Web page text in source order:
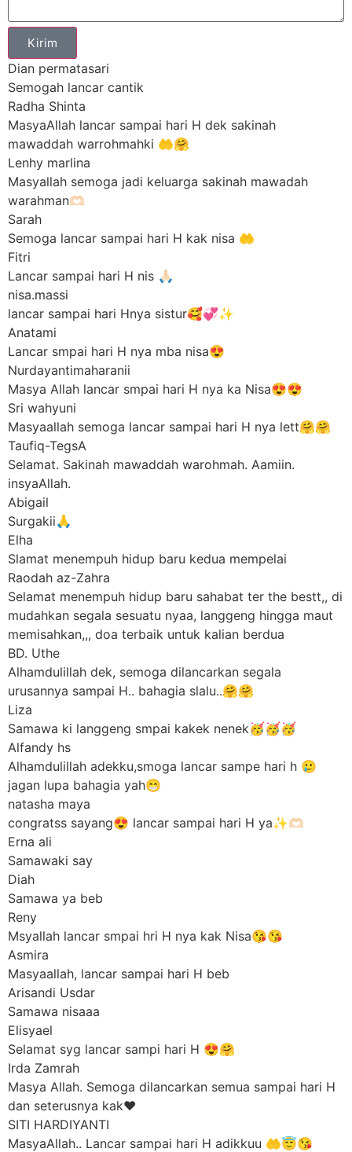
Kirim
Dian permatasari
Semogah lancar cantik
Radha Shinta
MasyaAllah lancar sampai hari H dek sakinah
mawaddah warrohmahki 🤲🤗
Lenhy marlina
Masyallah semoga jadi keluarga sakinah mawadah
warahman🫶🏻
Sarah
Semoga lancar sampai hari H kak nisa 🤲
Fitri
Lancar sampai hari H nis 🙏🏻
nisa.massi
lancar sampai hari Hnya sistur🥰💞✨
Anatami
Lancar smpai hari H nya mba nisa😍
Nurdayantimaharanii
Masya Allah lancar smpai hari H nya ka Nisa😍😍
Sri wahyuni
Masyaallah semoga lancar sampai hari H nya lett🤗🤗
Taufiq-TegsA
Selamat. Sakinah mawaddah warohmah. Aamiin.
insyaAllah.
Abigail
Surgakii🙏
Elha
Slamat menempuh hidup baru kedua mempelai
Raodah az-Zahra
Selamat menempuh hidup baru sahabat ter the bestt,, di
mudahkan segala sesuatu nyaa, langgeng hingga maut
memisahkan,,, doa terbaik untuk kalian berdua
BD. Uthe
Alhamdulillah dek, semoga dilancarkan segala
urusannya sampai H.. bahagia slalu..🤗🤗
Liza
Samawa ki langgeng smpai kakek nenek🥳🥳🥳
Alfandy hs
Alhamdulillah adekku,smoga lancar sampe hari h 🥲
jagan lupa bahagia yah😁
natasha maya
congratss sayang😍 lancar sampai hari H ya✨️🫶🏻
Erna ali
Samawaki say
Diah
Samawa ya beb
Reny
Msyallah lancar smpai hri H nya kak Nisa😘😘
Asmira
Masyaallah, lancar sampai hari H beb
Arisandi Usdar
Samawa nisaaa
Elisyael
Selamat syg lancar sampi hari H 😍🤗
Irda Zamrah
Masya Allah. Semoga dilancarkan semua sampai hari H
dan seterusnya kak❤️
SITI HARDIYANTI
MasyaAllah.. Lancar sampai hari H adikkuu 🤲😇😘